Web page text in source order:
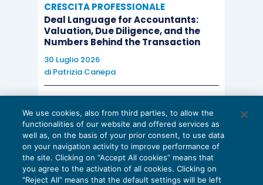
CRESCITA PROFESSIONALE
Deal Language for Accountants:
Valuation, Due Diligence, and the
Numbers Behind the Transaction
30 Luglio 2026
di Patrizia Canepa
EU AI Act e studi professionali: le
scadenze concrete
27 Luglio 2026
di Diego BarberieStefano Dovier
We use cookies, also from third parties, to allow the
functionalities of our website and offered services as
well as, on the basis of your prior consent, to use data
on your navigation activity to improve performance of
the site. Clicking on “Accept All cookies” means that
you agree to the activation of all cookies. Clicking on
"Reject All" means that the default settings will be left